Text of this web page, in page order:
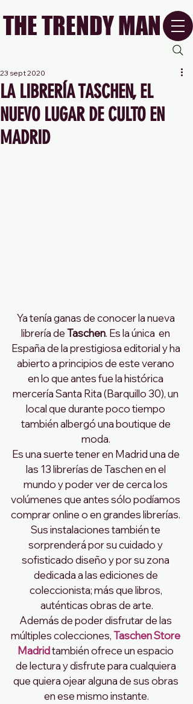
THE TRENDY MAN
LA LIBRERÍA TASCHEN, EL
NUEVO LUGAR DE CULTO EN
MADRID
23 sept 2020
Ya tenía ganas de conocer la nueva
librería de Taschen. Es la única  en
España de la prestigiosa editorial y ha
abierto a principios de este verano
en lo que antes fue la histórica
mercería Santa Rita (Barquillo 30), un
local que durante poco tiempo
también albergó una boutique de
moda.
Es una suerte tener en Madrid una de
las 13 librerías de Taschenen el
mundo y poder ver de cerca los
volúmenes que antes sólo podíamos
comprar online o en grandes librerías.
Sus instalaciones también te
sorprenderá por su cuidado y
sofisticado diseño y por su zona
dedicada a las ediciones de
coleccionista; más que libros,
auténticas obras de arte.
Además de poder disfrutar de las
múltiples colecciones,Taschen Store
Madrid también ofrece un espacio
de lectura y disfrute para cualquiera
que quiera ojear alguna de sus obras
en ese mismo instante.